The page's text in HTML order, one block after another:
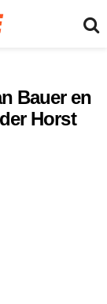
Bauer en
Horst